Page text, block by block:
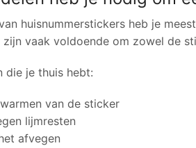
huisnummerstickers heb je
zijn vaak voldoende om zowel de
die je thuis hebt:
van de sticker
lijmresten
afvegen